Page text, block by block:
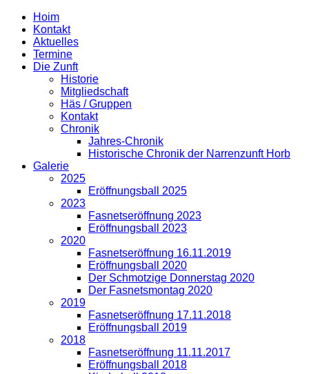
Hoim
Kontakt
Aktuelles
Termine
Die Zunft
Historie
Mitgliedschaft
Häs / Gruppen
Kontakt
Chronik
Jahres-Chronik
Historische Chronik der Narrenzunft Horb
Galerie
2025
Eröffnungsball 2025
2023
Fasnetseröffnung 2023
Eröffnungsball 2023
2020
Fasnetseröffnung 16.11.2019
Eröffnungsball 2020
Der Schmotzige Donnerstag 2020
Der Fasnetsmontag 2020
2019
Fasnetseröffnung 17.11.2018
Eröffnungsball 2019
2018
Fasnetseröffnung 11.11.2017
Eröffnungsball 2018